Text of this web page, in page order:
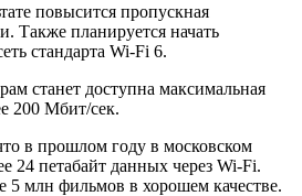
повысится пропускная
Также планируется начать
стандарта Wi-Fi 6.
станет доступна максимальная
200 Мбит/сек.
в прошлом году в московском
24 петабайт данных через Wi-Fi.
5 млн фильмов в хорошем качестве.